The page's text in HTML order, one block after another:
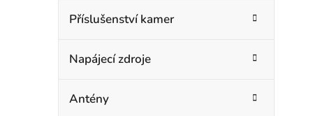
nPříslušenství kamer
Napájecí zdroje
Antény